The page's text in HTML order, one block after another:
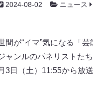
2024-08-02 ニュース
間が“イマ”気になる「
ャンルのパネリストた
3日（土）11:55から放